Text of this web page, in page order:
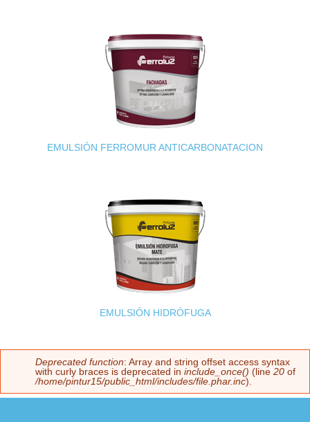
EMULSIÓN FERROMUR ANTICARBONATACION
EMULSIÓN HIDRÓFUGA
Mensaje de error
Deprecated function: Array and string offset access syntax
with curly braces is deprecated in include_once() (line 20 of
/home/pintur15/public_html/includes/file.phar.inc).